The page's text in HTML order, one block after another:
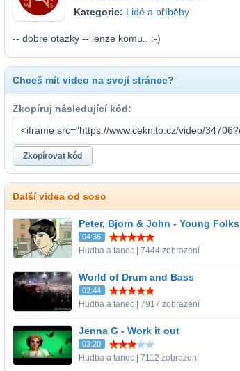
Kategorie: Lidé a příběhy
-- dobre otazky -- lenze komu.. :-)
Chceš mít video na svojí stránce?
Zkopíruj následující kód:
Další videa od soso
Peter, Bjorn & John - Young Folks
04:36
Hudba a tanec | 7444 zobrazení
World of Drum and Bass
02:44
Hudba a tanec | 7917 zobrazení
Jenna G - Work it out
03:20
Hudba a tanec | 7112 zobrazení